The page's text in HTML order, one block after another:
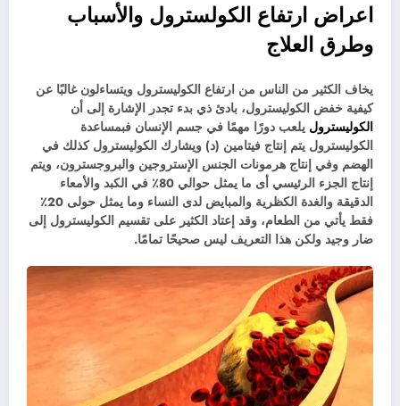
اعراض ارتفاع الكولسترول والأسباب
وطرق العلاج
يخاف الكثير من الناس من ارتفاع الكوليسترول ويتساءلون غالبًا عن
كيفية خفض الكوليسترول، بادئ ذي بدء تجدر الإشارة إلى أن
الكوليسترول يلعب دورًا مهمًا في جسم الإنسان فبمساعدة
الكوليسترول يتم إنتاج فيتامين (د) ويشارك الكوليسترول كذلك في
الهضم وفي إنتاج هرمونات الجنس الإستروجين والبروجسترون، ويتم
إنتاج الجزء الرئيسي أى ما يمثل حوالي 80٪ في الكبد والأمعاء
الدقيقة والغدة الكظرية والمبايض لدى النساء وما يمثل حولى 20٪
فقط يأتي من الطعام، وقد إعتاد الكثير على تقسيم الكوليسترول إلى
ضار وجيد ولكن هذا التعريف ليس صحيحًا تمامًا.